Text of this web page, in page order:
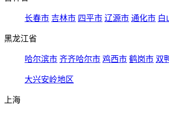
长春市 吉林市 四平市 辽源市 通化市 白
黑龙江省
哈尔滨市 齐齐哈尔市 鸡西市 鹤岗市 双
大兴安岭地区
上海